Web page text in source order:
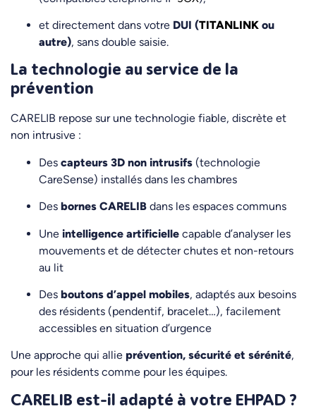
et directement dans votre DUI (TITANLINK ou
autre), sans double saisie.
La technologie au service de la
prévention
CARELIB repose sur une technologie fiable, discrète et
non intrusive :
Des capteurs 3D non intrusifs (technologie
CareSense) installés dans les chambres
Des bornes CARELIB dans les espaces communs
Une intelligence artificielle capable d’analyser les
mouvements et de détecter chutes et non-retours
au lit
Des boutons d’appel mobiles, adaptés aux besoins
des résidents (pendentif, bracelet…), facilement
accessibles en situation d’urgence
Une approche qui allie prévention, sécurité et sérénité,
pour les résidents comme pour les équipes.
CARELIB est-il adapté à votre EHPAD ?